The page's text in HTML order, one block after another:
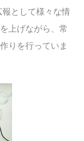
として様々な情
上げながら、常
りを行っていま